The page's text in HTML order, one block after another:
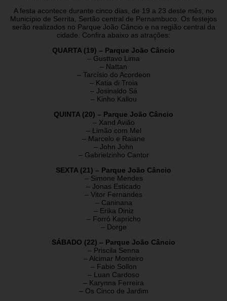
A festa acontece durante cinco dias, de 19 a 23 deste mês, no
Município de Serrita, Sertão central de Pernambuco. Os festejos
serão realizados no Parque João Câncio e na região central da
cidade. Confira abaixo as atrações:
QUARTA (19) – Parque João Câncio
– Gusttavo Lima
– Nattan
– Tarcísio do Acordeon
– Katia di Troia
– Josinaldo Sá
– Kinho Kallou
QUINTA (20) – Parque João Câncio
– Xand Avião
– Limão com Mel
– Marcelo e Raiane
– John John
– Gabrielzinho Cantor
SEXTA (21) – Parque João Câncio
– Simone Mendes
– Jonas Esticado
– Vitor Fernandes
– Caninana
– Erika Diniz
– Forró Kapricho
– Dorge
SÁBADO (22) – Parque João Câncio
– Priscila Senna
– Alcimar Monteiro
– Fabio Sollon
– Luan Cardoso
– Karynna Ferreira
– Os Cinco de Jardim